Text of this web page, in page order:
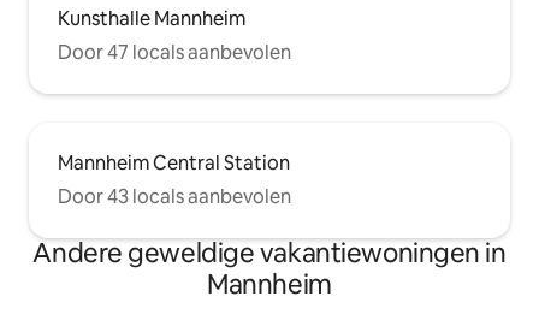
Kunsthalle Mannheim
Door 47 locals aanbevolen
Mannheim Central Station
Door 43 locals aanbevolen
Andere geweldige vakantiewoningen in
Mannheim